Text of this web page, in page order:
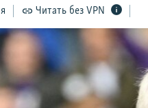
Читать без VPN